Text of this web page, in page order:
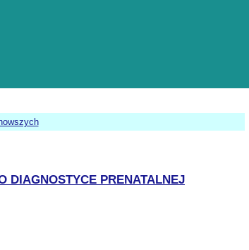
DIAGNOSTYCE PRENATALNEJ